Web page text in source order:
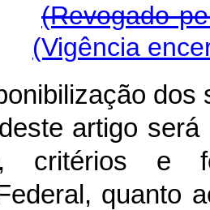
(Revogado
(Vigência
artigo
critérios e
quanto